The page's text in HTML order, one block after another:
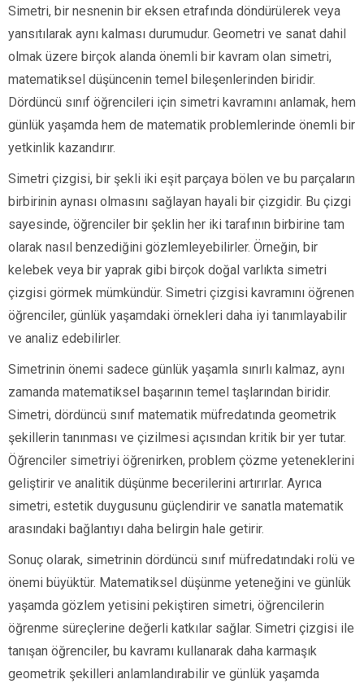
Simetri, bir nesnenin bir eksen etrafında döndürülerek veya
yansıtılarak aynı kalması durumudur. Geometri ve sanat dahil
olmak üzere birçok alanda önemli bir kavram olan simetri,
matematiksel düşüncenin temel bileşenlerinden biridir.
Dördüncü sınıf öğrencileri için simetri kavramını anlamak, hem
günlük yaşamda hem de matematik problemlerinde önemli bir
yetkinlik kazandırır.
Simetri çizgisi, bir şekli iki eşit parçaya bölen ve bu parçaların
birbirinin aynası olmasını sağlayan hayali bir çizgidir. Bu çizgi
sayesinde, öğrenciler bir şeklin her iki tarafının birbirine tam
olarak nasıl benzediğini gözlemleyebilirler. Örneğin, bir
kelebek veya bir yaprak gibi birçok doğal varlıkta simetri
çizgisi görmek mümkündür. Simetri çizgisi kavramını öğrenen
öğrenciler, günlük yaşamdaki örnekleri daha iyi tanımlayabilir
ve analiz edebilirler.
Simetrinin önemi sadece günlük yaşamla sınırlı kalmaz, aynı
zamanda matematiksel başarının temel taşlarından biridir.
Simetri, dördüncü sınıf matematik müfredatında geometrik
şekillerin tanınması ve çizilmesi açısından kritik bir yer tutar.
Öğrenciler simetriyi öğrenirken, problem çözme yeteneklerini
geliştirir ve analitik düşünme becerilerini artırırlar. Ayrıca
simetri, estetik duygusunu güçlendirir ve sanatla matematik
arasındaki bağlantıyı daha belirgin hale getirir.
Sonuç olarak, simetrinin dördüncü sınıf müfredatındaki rolü ve
önemi büyüktür. Matematiksel düşünme yeteneğini ve günlük
yaşamda gözlem yetisini pekiştiren simetri, öğrencilerin
öğrenme süreçlerine değerli katkılar sağlar. Simetri çizgisi ile
tanışan öğrenciler, bu kavramı kullanarak daha karmaşık
geometrik şekilleri anlamlandırabilir ve günlük yaşamda